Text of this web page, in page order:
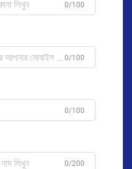
0/100
0/100
0/100
0/200